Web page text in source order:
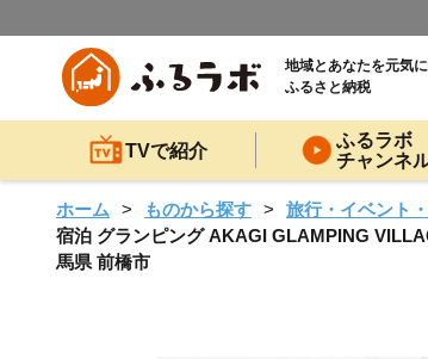
地域とあなたを元気
ふるさと納税
TVで紹介
ふるラボ
チャンネ
ホーム ものから探す 旅行・イベント
宿泊 グランピング AKAGI GLAMPING
馬県 前橋市